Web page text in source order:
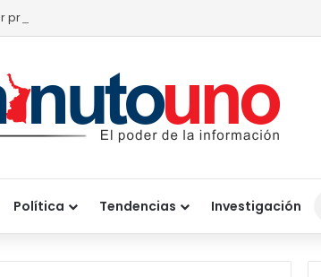
provoca pérdidas de hasta 4 mil pesos por becerro
Política Tendencias Investigación